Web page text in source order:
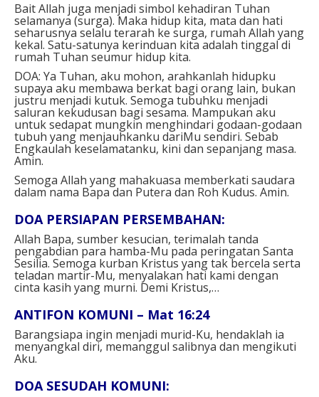
Bait Allah juga menjadi simbol kehadiran Tuhan
selamanya (surga). Maka hidup kita, mata dan hati
seharusnya selalu terarah ke surga, rumah Allah yang
kekal. Satu-satunya kerinduan kita adalah tinggal di
rumah Tuhan seumur hidup kita.
DOA: Ya Tuhan, aku mohon, arahkanlah hidupku
supaya aku membawa berkat bagi orang lain, bukan
justru menjadi kutuk. Semoga tubuhku menjadi
saluran kekudusan bagi sesama. Mampukan aku
untuk sedapat mungkin menghindari godaan-godaan
tubuh yang menjauhkanku dariMu sendiri. Sebab
Engkaulah keselamatanku, kini dan sepanjang masa.
Amin.
Semoga Allah yang mahakuasa memberkati saudara
dalam nama Bapa dan Putera dan Roh Kudus. Amin.
DOA PERSIAPAN PERSEMBAHAN:
Allah Bapa, sumber kesucian, terimalah tanda
pengabdian para hamba-Mu pada peringatan Santa
Sesilia. Semoga kurban Kristus yang tak bercela serta
teladan martir-Mu, menyalakan hati kami dengan
cinta kasih yang murni. Demi Kristus,…
ANTIFON KOMUNI – Mat 16:24
Barangsiapa ingin menjadi murid-Ku, hendaklah ia
menyangkal diri, memanggul salibnya dan mengikuti
Aku.
DOA SESUDAH KOMUNI: